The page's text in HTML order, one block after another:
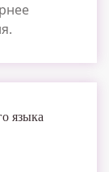
языка